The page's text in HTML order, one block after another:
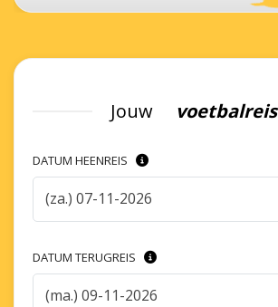
Jouw voetbalreis
DATUM HEENREIS
(za.) 07-11-2026
DATUM TERUGREIS
(ma.) 09-11-2026